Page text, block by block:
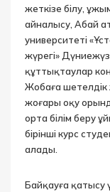
жеткізе білу,
айналысу, Абай
университеті
жүрегі»
құттықтаулар
Жобаға
жоғары оқу
орта білім беру
бірінші курс
алады.
Байқауға қатысу